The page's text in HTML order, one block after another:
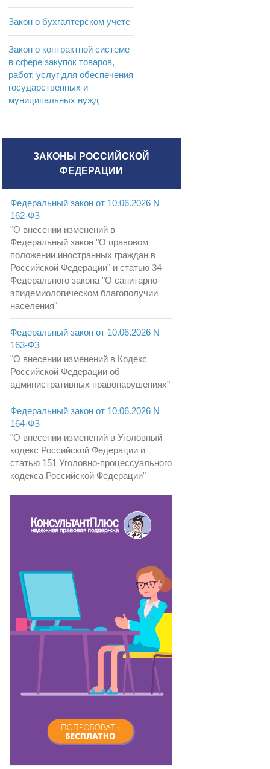
Закон о бухгалтерском учете
Закон о контрактной системе
в сфере закупок товаров,
работ, услуг для обеспечения
государственных и
муниципальных нужд
ЗАКОНЫ РОССИЙСКОЙ
ФЕДЕРАЦИИ
Федеральный закон от 10.06.2026 N
162-ФЗ
"О внесении изменений в
Федеральный закон "О правовом
положении иностранных граждан в
Российской Федерации" и статью 34
Федерального закона "О санитарно-
эпидемиологическом благополучии
населения"
Федеральный закон от 10.06.2026 N
163-ФЗ
"О внесении изменений в Кодекс
Российской Федерации об
административных правонарушениях"
Федеральный закон от 10.06.2026 N
164-ФЗ
"О внесении изменений в Уголовный
кодекс Российской Федерации и
статью 151 Уголовно-процессуального
кодекса Российской Федерации"